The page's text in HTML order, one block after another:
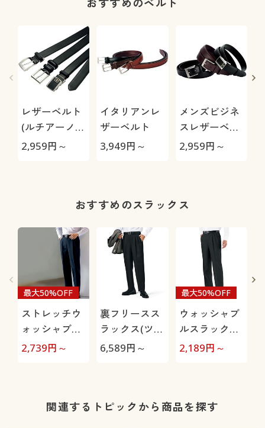
おすすめのベルト
レザーベルト
(ルチアーノ
バレンチノ)
2,959円～
イタリアンレ
ザーベルト
3,949円～
メンズビジネ
スレザーベル
ト(ルチアーノ
2,959円～
おすすめのスラックス
ストレッチウ
ォッシャブル
スラックス(ツ
最大50%OFF
2,739円～
裏フリースス
ラックス(ツー
タック)/洗濯
6,589円～
ウォッシャブ
ルスラックス
(ツータック)
最大50%OFF
2,189円～
関連するトピックから商品を探す